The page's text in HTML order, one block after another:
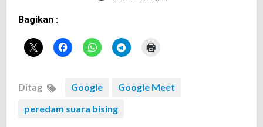
Bagikan :
Ditag Google
Google Meet
peredam suara bising